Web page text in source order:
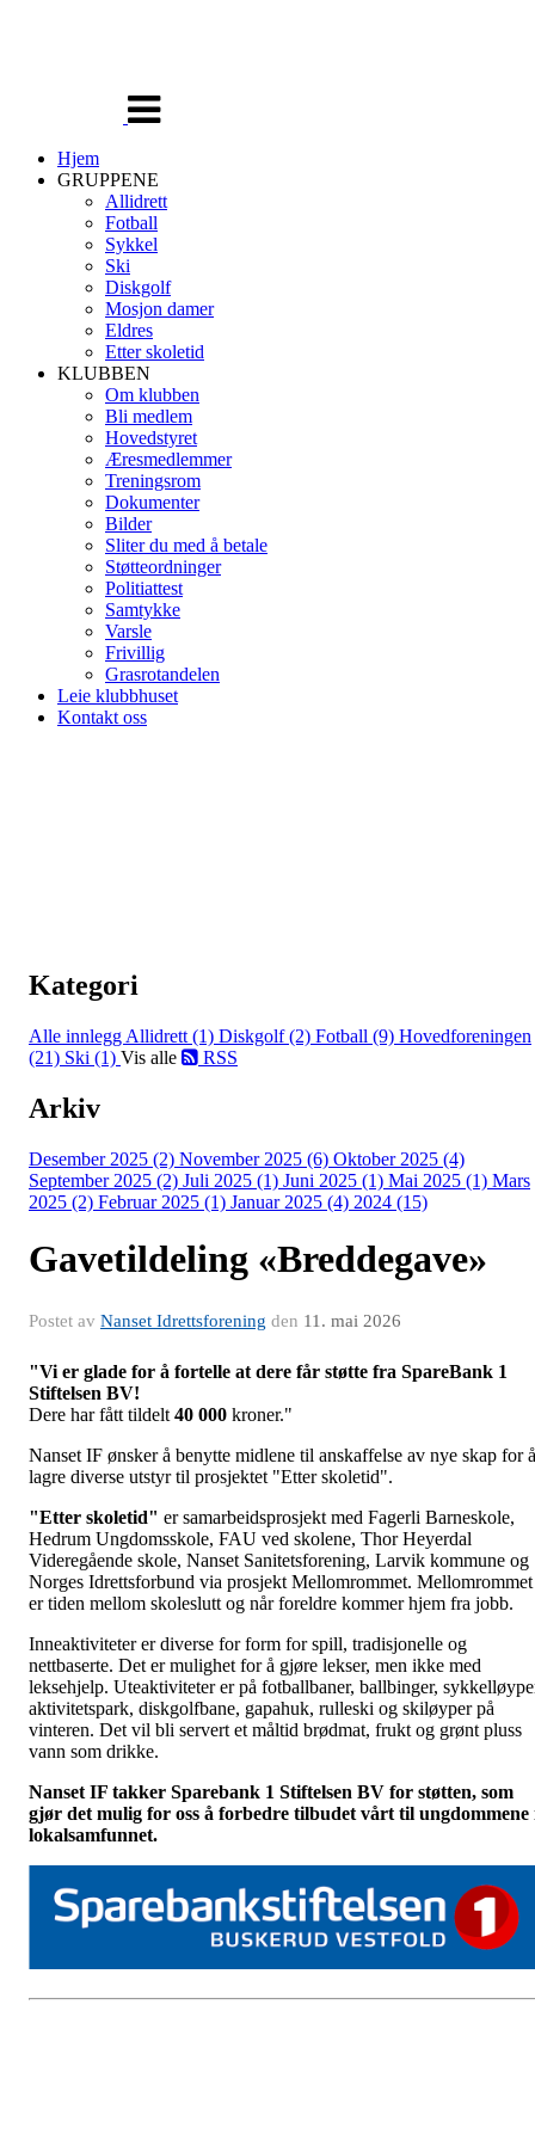
navigasjon
Hjem
GRUPPENE
Allidrett
Fotball
Sykkel
Ski
Diskgolf
Mosjon damer
Eldres
Etter skoletid
KLUBBEN
Om klubben
Bli medlem
Hovedstyret
Æresmedlemmer
Treningsrom
Dokumenter
Bilder
Sliter du med å betale
Støtteordninger
Politiattest
Samtykke
Varsle
Frivillig
Grasrotandelen
Leie klubbhuset
Kontakt oss
Kategori
Alle innlegg Allidrett (1) Diskgolf (2) Fotball (9) Hovedforeningen
(21) Ski (1) Vis alle RSS
Arkiv
Desember 2025 (2) November 2025 (6) Oktober 2025 (4)
September 2025 (2) Juli 2025 (1) Juni 2025 (1) Mai 2025 (1) Mars
2025 (2) Februar 2025 (1) Januar 2025 (4) 2024 (15)
Gavetildeling «Breddegave»
Postet av Nanset Idrettsforening den 11. mai 2026
"Vi er glade for å fortelle at dere får støtte fra SpareBank 1
Stiftelsen BV!
Dere har fått tildelt 40 000 kroner."
Nanset IF ønsker å benytte midlene til anskaffelse av nye skap for å
lagre diverse utstyr til prosjektet "Etter skoletid".
"Etter skoletid" er samarbeidsprosjekt med Fagerli Barneskole,
Hedrum Ungdomsskole, FAU ved skolene, Thor Heyerdal
Videregående skole, Nanset Sanitetsforening, Larvik kommune og
Norges Idrettsforbund via prosjekt Mellomrommet. Mellomrommet
er tiden mellom skoleslutt og når foreldre kommer hjem fra jobb.
Inneaktiviteter er diverse for form for spill, tradisjonelle og
nettbaserte. Det er mulighet for å gjøre lekser, men ikke med
leksehjelp. Uteaktiviteter er på fotballbaner, ballbinger,
aktivitetspark, diskgolfbane, gapahuk, rulleski og skiløyper på
vinteren. Det vil bli servert et måltid brødmat, frukt og grønt pluss
vann som drikke.
Nanset IF takker Sparebank 1 Stiftelsen BV for støtten, som
gjør det mulig for oss å forbedre tilbudet vårt til ungdommene
lokalsamfunnet.